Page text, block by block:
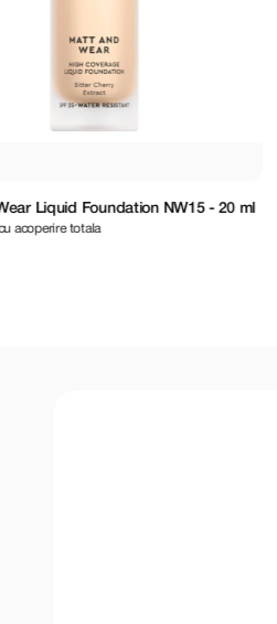
Liquid Foundation NC20 - 20 ml
acoperire totala